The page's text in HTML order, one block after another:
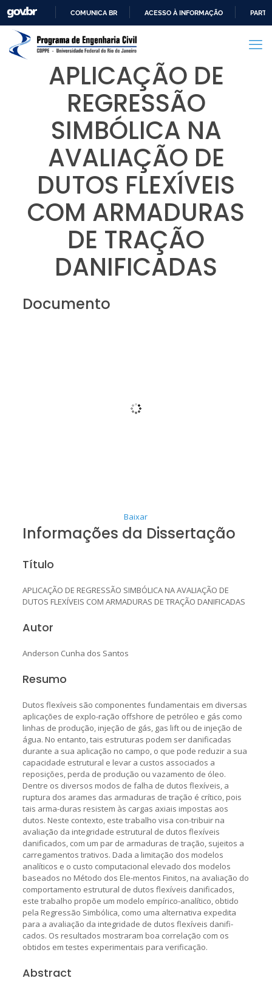
PARA
CONTEÚDO
COMUNICA BR ACESSO À INFORMAÇÃO
APLICAÇÃO DE
REGRESSÃO
SIMBÓLICA NA
AVALIAÇÃO DE
DUTOS FLEXÍVEIS
COM ARMADURAS
DE TRAÇÃO
DANIFICADAS
Documento
Baixar
Informações da Dissertação
Título
APLICAÇÃO DE REGRESSÃO SIMBÓLICA NA AVALIAÇÃO DE
DUTOS FLEXÍVEIS COM ARMADURAS DE TRAÇÃO DANIFICADAS
Autor
Anderson Cunha dos Santos
Resumo
Dutos flexíveis são componentes fundamentais em diversas
aplicações de explo-ração offshore de petróleo e gás como
linhas de produção, injeção de gás, gas lift ou de injeção de
água. No entanto, tais estruturas podem ser danificadas
durante a sua aplicação no campo, o que pode reduzir a sua
capacidade estrutural e levar a custos associados a
reposições, perda de produção ou vazamento de óleo.
Dentre os diversos modos de falha de dutos flexíveis, a
ruptura dos arames das armaduras de tração é crítico, pois
tais arma-duras resistem às cargas axiais impostas aos
dutos. Neste contexto, este trabalho visa con-tribuir na
avaliação da integridade estrutural de dutos flexíveis
danificados, com um par de armaduras de tração, sujeitos a
carregamentos trativos. Dada a limitação dos modelos
analíticos e o custo computacional elevado dos modelos
baseados no Método dos Ele-mentos Finitos, na avaliação do
comportamento estrutural de dutos flexíveis danificados,
este trabalho propõe um modelo empírico-analítico, obtido
pela Regressão Simbólica, como uma alternativa expedita
para a avaliação da integridade de dutos flexíveis danifi-
cados. Os resultados mostraram boa correlação com os
obtidos em testes experimentais para verificação.
Abstract